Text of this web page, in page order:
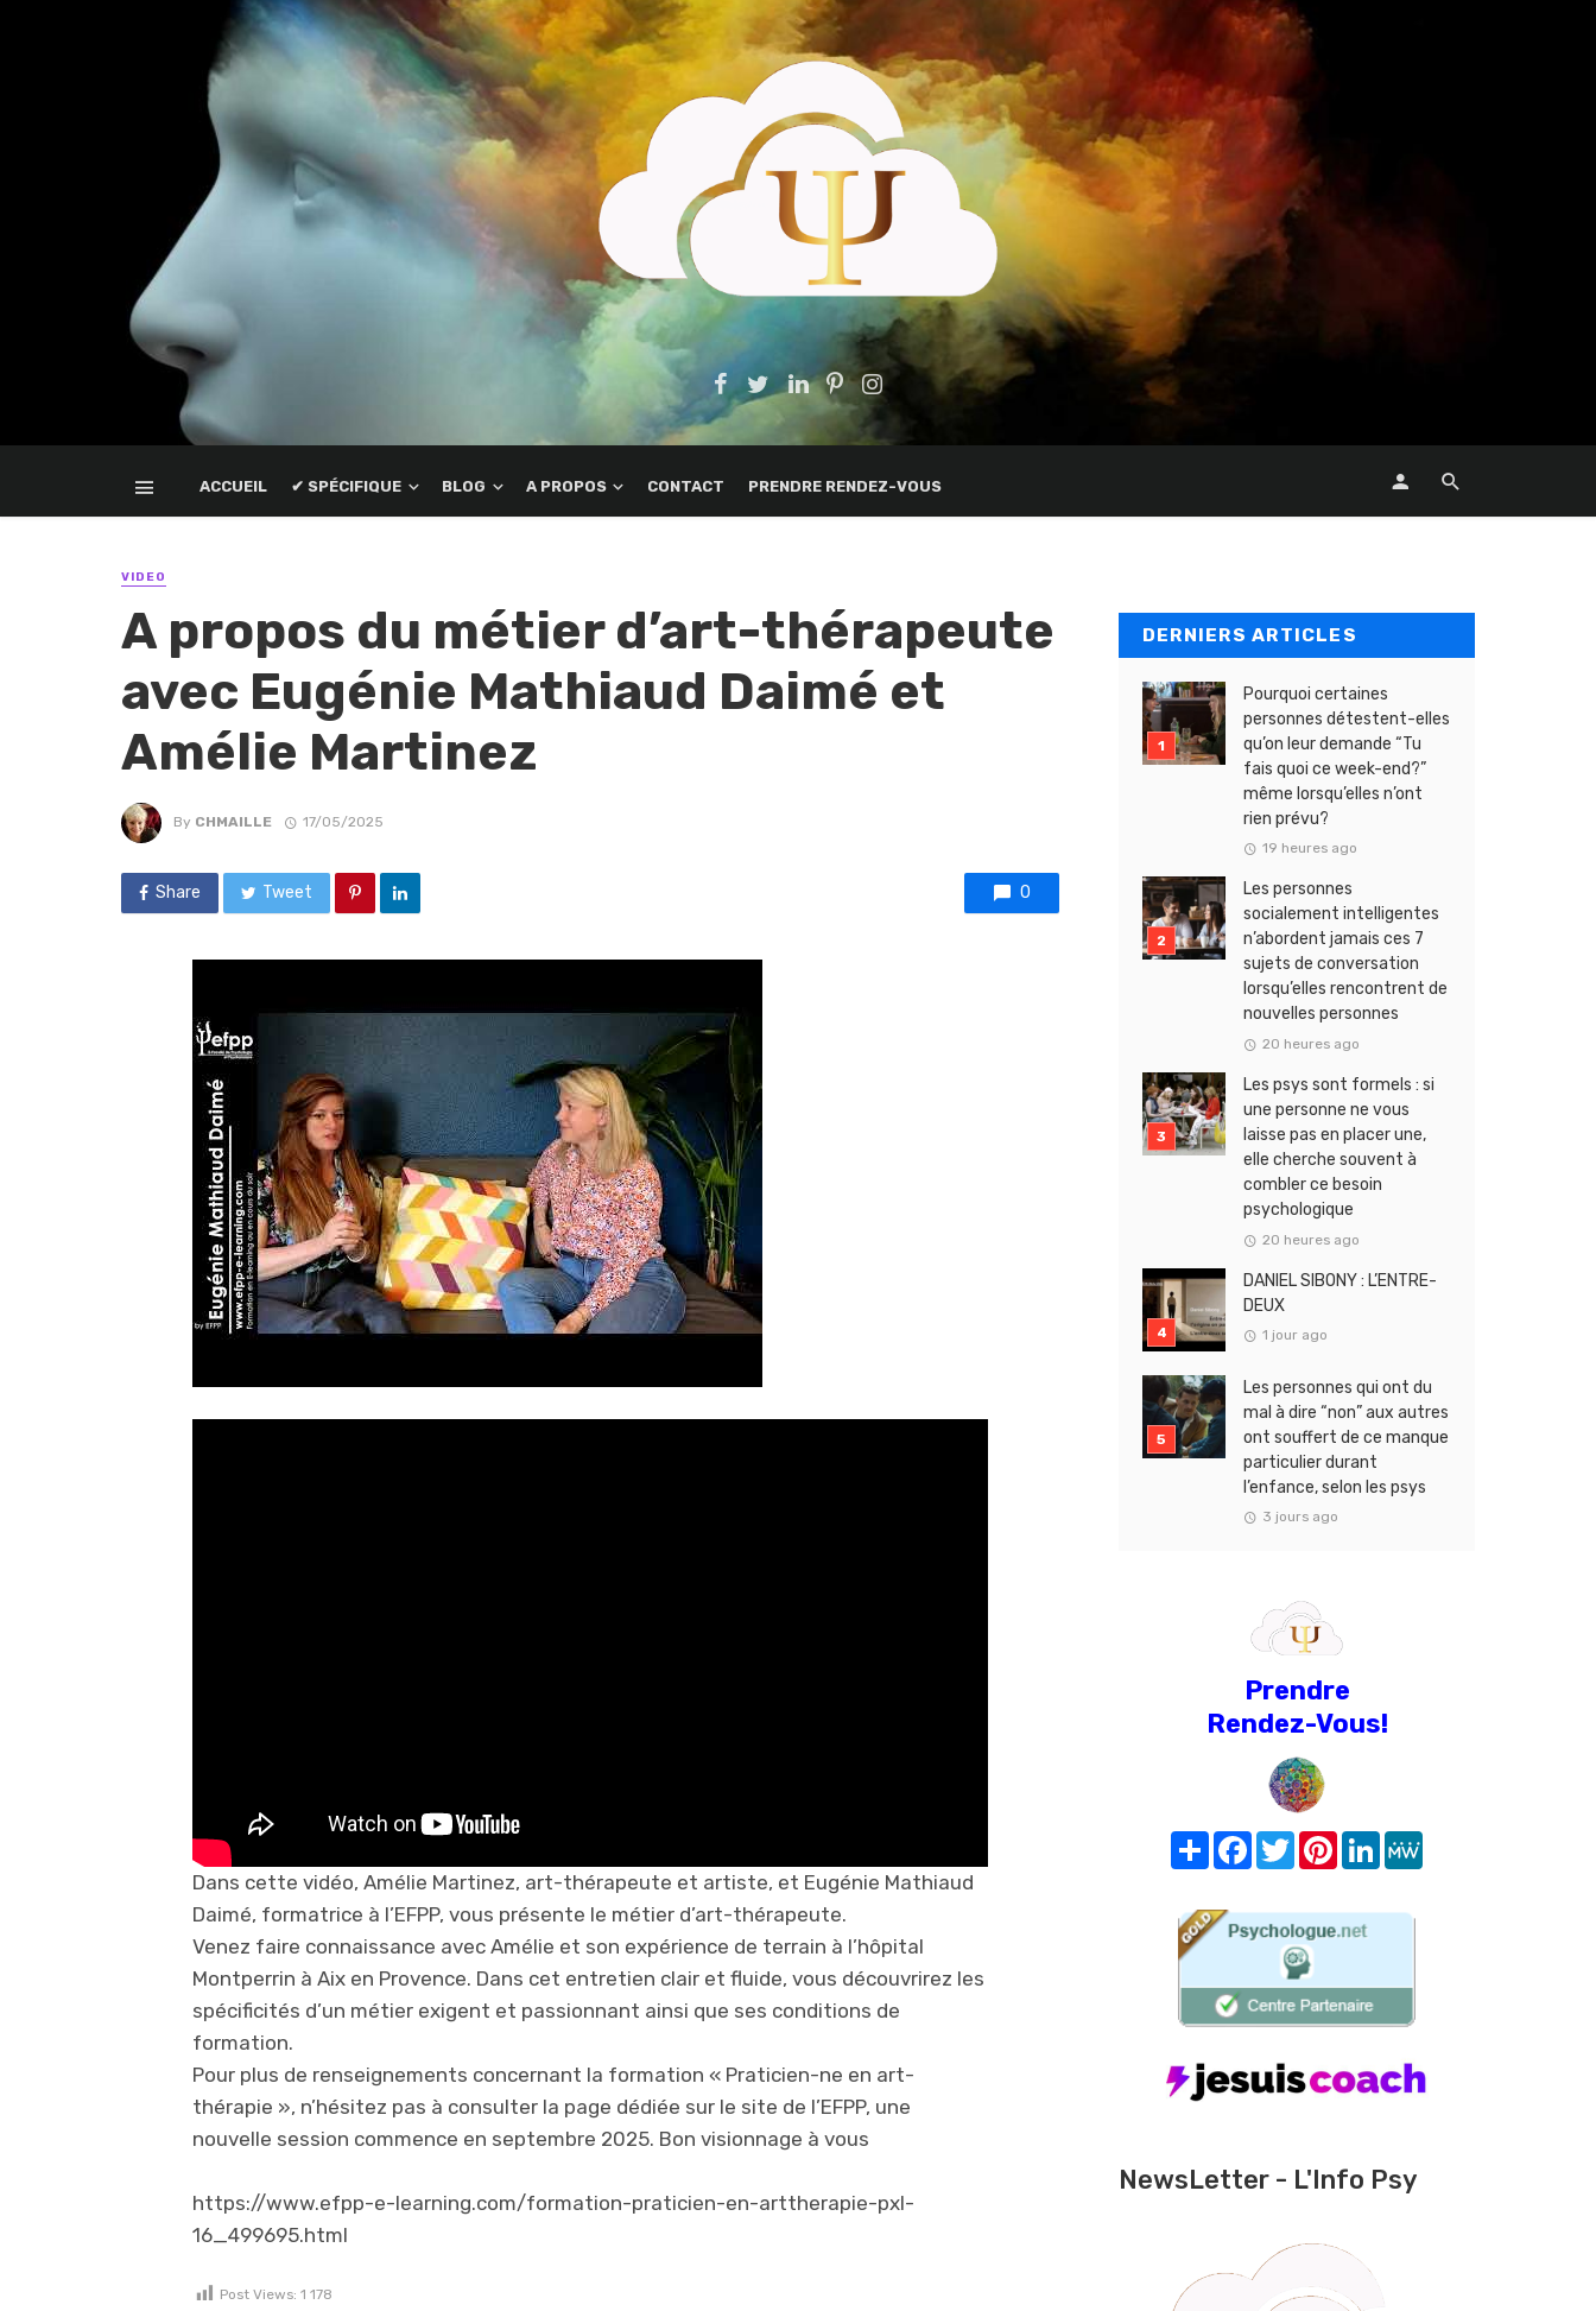
ACCUEIL ✔ SPÉCIFIQUE BLOG A PROPOS CONTACT PRENDRE RENDEZ-VOUS
VIDEO
A propos du métier d’art-thérapeute
avec Eugénie Mathiaud Daimé et
Amélie Martinez
By CHMAILLE 17/05/2025
Share Tweet 0
Dans cette vidéo, Amélie Martinez, art-thérapeute et artiste, et Eugénie Mathiaud
Daimé, formatrice à l’EFPP, vous présente le métier d’art-thérapeute.
Venez faire connaissance avec Amélie et son expérience de terrain à l’hôpital
Montperrin à Aix en Provence. Dans cet entretien clair et fluide, vous découvrirez les
spécificités d’un métier exigent et passionnant ainsi que ses conditions de
formation.
Pour plus de renseignements concernant la formation « Praticien-ne en art-
thérapie », n’hésitez pas à consulter la page dédiée sur le site de l’EFPP, une
nouvelle session commence en septembre 2025. Bon visionnage à vous
https://www.efpp-e-learning.com/formation-praticien-en-arttherapie-pxl-
16_499695.html
Post Views: 1 178
DERNIERS ARTICLES
Pourquoi certaines
personnes détestent-elles
qu’on leur demande “Tu
fais quoi ce week-end?”
même lorsqu’elles n’ont
rien prévu?
19 heures ago
Les personnes
socialement intelligentes
n’abordent jamais ces 7
sujets de conversation
lorsqu’elles rencontrent de
nouvelles personnes
20 heures ago
Les psys sont formels : si
une personne ne vous
laisse pas en placer une,
elle cherche souvent à
combler ce besoin
psychologique
20 heures ago
DANIEL SIBONY : L’ENTRE-
DEUX
1 jour ago
Les personnes qui ont du
mal à dire “non” aux autres
ont souffert de ce manque
particulier durant
l’enfance, selon les psys
3 jours ago
Prendre
Rendez-Vous!
Share FacebookTwitterPinterest
LinkedIn
NewsLetter - L'Info Psy